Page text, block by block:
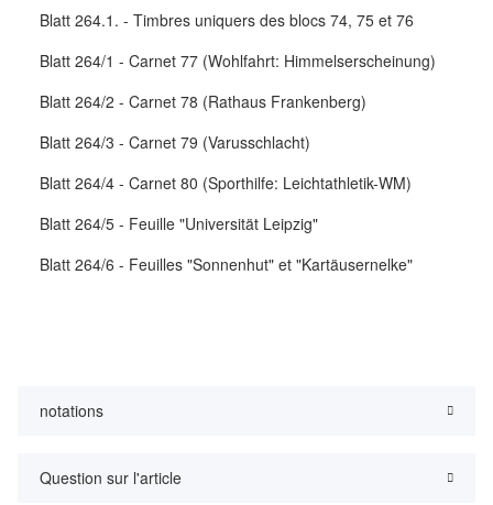
Blatt 264.1. - Timbres uniquers des blocs 74, 75 et 76
Blatt 264/1 - Carnet 77 (Wohlfahrt: Himmelserscheinung)
Blatt 264/2 - Carnet 78 (Rathaus Frankenberg)
Blatt 264/3 - Carnet 79 (Varusschlacht)
Blatt 264/4 - Carnet 80 (Sporthilfe: Leichtathletik-WM)
Blatt 264/5 - Feuille "Universität Leipzig"
Blatt 264/6 - Feuilles "Sonnenhut" et "Kartäusernelke"
notations
Question sur l'article